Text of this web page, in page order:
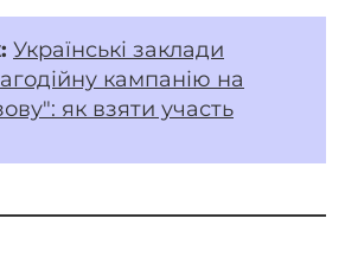
Українські заклади
кампанію на
як взяти участь